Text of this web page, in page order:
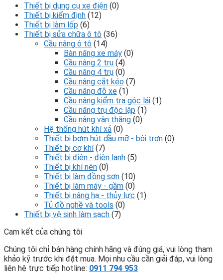
Thiết bị dụng cụ xe điện (0)
Thiết bị kiểm định (12)
Thiết bị làm lốp (6)
Thiết bị sửa chữa ô tô (36)
Cầu nâng ô tô (14)
Bàn nâng xe máy (0)
Cầu nâng 2 trụ (4)
Cầu nâng 4 trụ (0)
Cầu nâng cắt kéo (7)
Cầu nâng đỗ xe (1)
Cầu nâng kiểm tra góc lái (1)
Cầu nâng trụ độc lập (1)
Cầu nâng vận thăng (0)
Hệ thống hút khí xả (0)
Thiết bị bơm hút dầu mỡ - bôi trơn (0)
Thiết bị cơ khí (7)
Thiết bị điện - điện lạnh (5)
Thiết bị khí nén (0)
Thiết bị làm đồng sơn (10)
Thiết bị làm máy - gầm (0)
Thiết bị nâng hạ - thủy lực (1)
Tủ đồ nghề và tools (0)
Thiết bị vệ sinh làm sạch (7)
Cam kết của chúng tôi
Chúng tôi chỉ bán hàng chính hãng và đúng giá, vui lòng tham
khảo kỹ trước khi đặt mua. Mọi nhu cầu cần giải đáp, vui lòng
liên hệ trực tiếp hotline: 0911 794 953